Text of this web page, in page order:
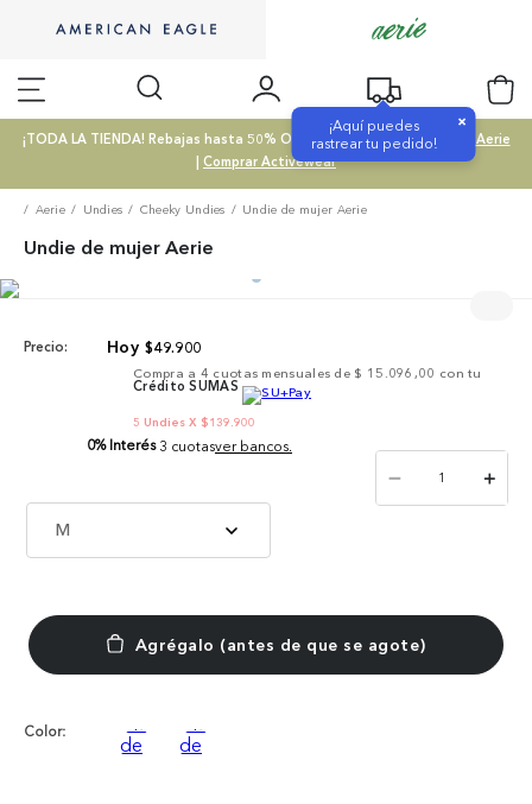
¡Aquí puedes
rastrear tu pedido!
×
¡TODA LA TIENDA! Rebajas hasta 50% OFF |Comprar SALE|Comprar Aerie
| Comprar Activewear
Aerie Undies Cheeky Undies Undie de mujer Aerie
Undie de mujer Aerie
Precio: $49.900
Compra a 4 cuotas mensuales de $ 15.096,00 con tu
Crédito SUMAS
5 Undies X $139.900
0% Interés 3 cuotasver bancos.
M
＋
－
Color: